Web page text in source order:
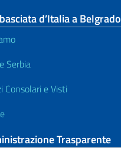
d’Italia a Belgrado
Serbia
Consolari e Visti
Trasparente